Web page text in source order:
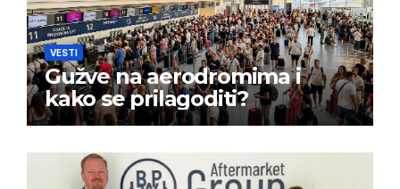
VESTI
Gužve na aerodromima i
kako se prilagoditi?